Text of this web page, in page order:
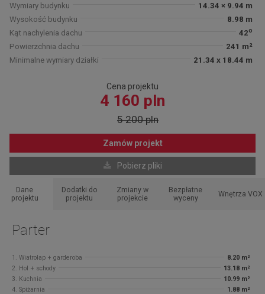
Wymiary budynku
14.34 × 9.94 m
Wysokość budynku
8.98 m
Kąt nachylenia dachu
42o
Powierzchnia dachu
241 m²
Minimalne wymiary działki
21.34 x 18.44 m
Cena projektu
4 160 pln
5 200 pln
Zamów projekt
Pobierz pliki
Dane
projektu
Dodatki do
projektu
Zmiany w
projekcie
Bezpłatne
wyceny
Wnętrza VOX
Parter
1. Wiatrołap + garderoba
8.20 m²
2. Hol + schody
13.18 m²
3. Kuchnia
10.99 m²
4. Spiżarnia
1.88 m²